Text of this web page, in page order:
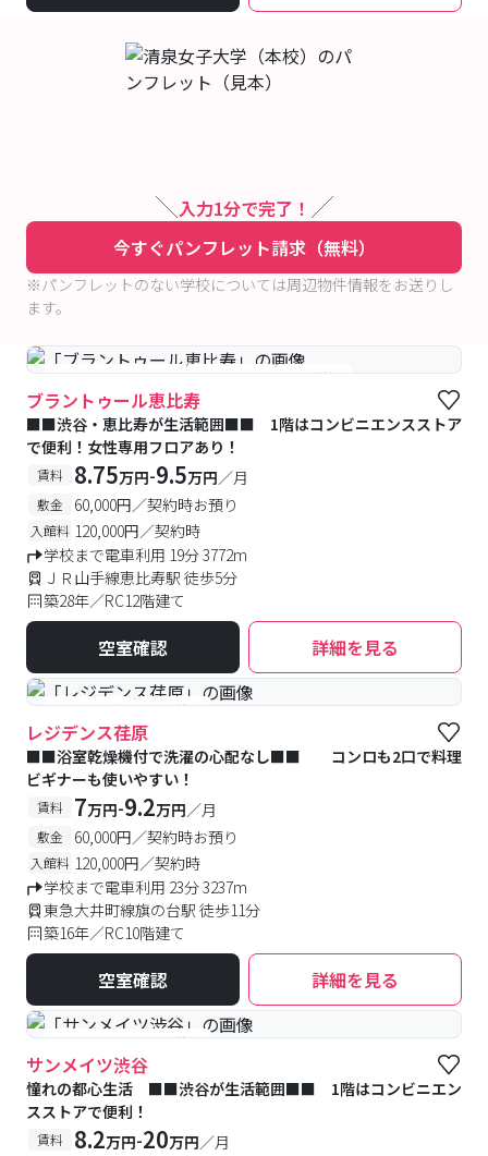
入力1分で完了！
今すぐパンフレット請求（無料）
※パンフレットのない学校については周辺物件情報をお送りし
ます。
#女性優先フロアあり #予約受付中 #空室待ち
ブラントゥール恵比寿
■■渋谷・恵比寿が生活範囲■■ 1階はコンビニエンスストア
で便利！女性専用フロアあり！
賃料 8.75万円-9.5万円／月
敷金 60,000円／契約時お預り
入館料 120,000円／契約時
学校まで電車利用 19分 3772m
ＪＲ山手線恵比寿駅 徒歩5分
築28年／RC12階建て
空室確認 詳細を見る
#予約受付中 #空室待ち
レジデンス荏原
■■浴室乾燥機付で洗濯の心配なし■■ コンロも2口で料理
ビギナーも使いやすい！
賃料 7万円-9.2万円／月
敷金 60,000円／契約時お預り
入館料 120,000円／契約時
学校まで電車利用 23分 3237m
東急大井町線旗の台駅 徒歩11分
築16年／RC10階建て
空室確認 詳細を見る
#予約受付中 #空室待ち
サンメイツ渋谷
憧れの都心生活 ■■渋谷が生活範囲■■ 1階はコンビニエン
スストアで便利！
賃料 8.2万円-20万円／月